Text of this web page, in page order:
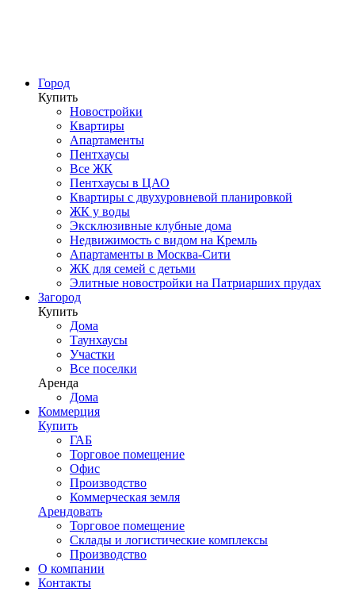
Город
Купить
Новостройки
Квартиры
Апартаменты
Пентхаусы
Все ЖК
Пентхаусы в ЦАО
Квартиры с двухуровневой планировкой
ЖК у воды
Эксклюзивные клубные дома
Недвижимость с видом на Кремль
Апартаменты в Москва-Сити
ЖК для семей с детьми
Элитные новостройки на Патриарших прудах
Загород
Купить
Дома
Таунхаусы
Участки
Все поселки
Аренда
Дома
Коммерция
Купить
ГАБ
Торговое помещение
Офис
Производство
Коммерческая земля
Арендовать
Торговое помещение
Склады и логистические комплексы
Производство
О компании
Контакты